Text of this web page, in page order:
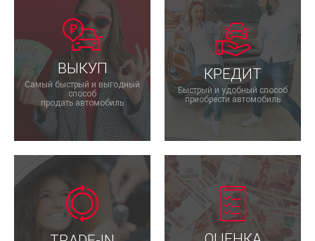
ВЫКУП
Самый быстрый и выгодный
способ
продать автомобиль
КРЕДИТ
Быстрый и удобный способ
приобрести автомобиль